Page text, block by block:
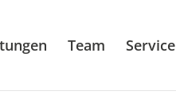
Team Service